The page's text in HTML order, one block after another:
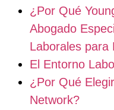
¿Por Qué
Abogado
Laborales para
El Entorno
¿Por Qué
Network?